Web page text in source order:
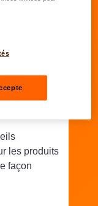
les produits
façon